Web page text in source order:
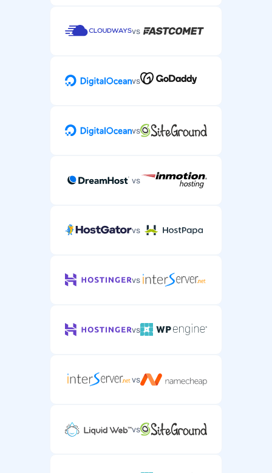
vs
vs
vs
vs
vs
vs
vs
vs
vs